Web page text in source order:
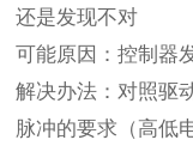
还是发现不对
可能原因：控制器
解决办法：对照驱
脉冲的要求（高低